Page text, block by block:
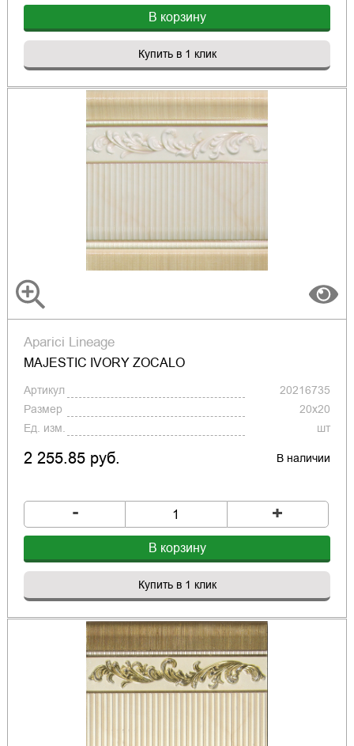
В корзину
Купить в 1 клик
Aparici Lineage
MAJESTIC IVORY ZOCALO
Артикул
20216735
Размер
20x20
Ед. изм.
шт
2 255.85 руб. В наличии
- +
В корзину
Купить в 1 клик